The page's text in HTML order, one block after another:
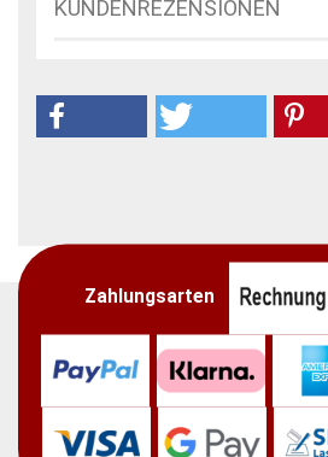
KUNDENREZENSIONEN
Zahlungsarten